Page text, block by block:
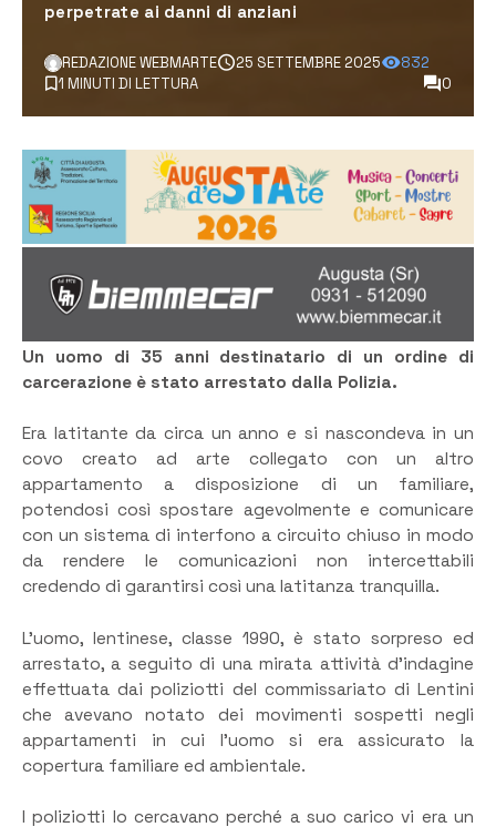
perpetrate ai danni di anziani
REDAZIONE WEBMARTE 25 SETTEMBRE 2025
832
1 MINUTI DI LETTURA
0
Un uomo di 35 anni destinatario di un ordine di
carcerazione è stato arrestato dalla Polizia.
Era latitante da circa un anno e si nascondeva in un
covo creato ad arte collegato con un altro
appartamento a disposizione di un familiare,
potendosi così spostare agevolmente e comunicare
con un sistema di interfono a circuito chiuso in modo
da rendere le comunicazioni non intercettabili
credendo di garantirsi così una latitanza tranquilla.
L’uomo, lentinese, classe 1990, è stato sorpreso ed
arrestato, a seguito di una mirata attività d’indagine
effettuata dai poliziotti del commissariato di Lentini
che avevano notato dei movimenti sospetti negli
appartamenti in cui l’uomo si era assicurato la
copertura familiare ed ambientale.
I poliziotti lo cercavano perché a suo carico vi era un